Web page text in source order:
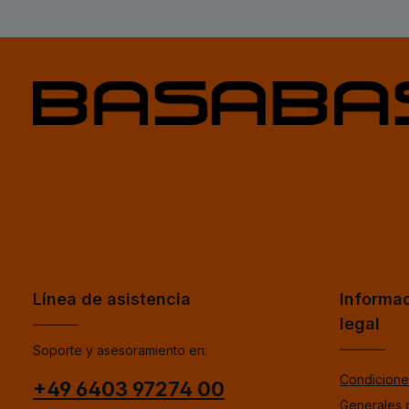
Línea de asistencia
Soporte y asesoramiento en:
+49 6403 97274 00
legal
Generales